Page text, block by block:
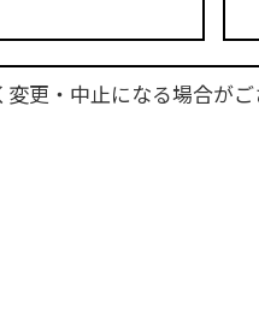
更・中止になる場合がご